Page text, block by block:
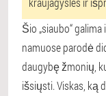
Šio „siaubo“
namuose parodė
daugybę žmonių,
išsiųsti. Viskas, ką